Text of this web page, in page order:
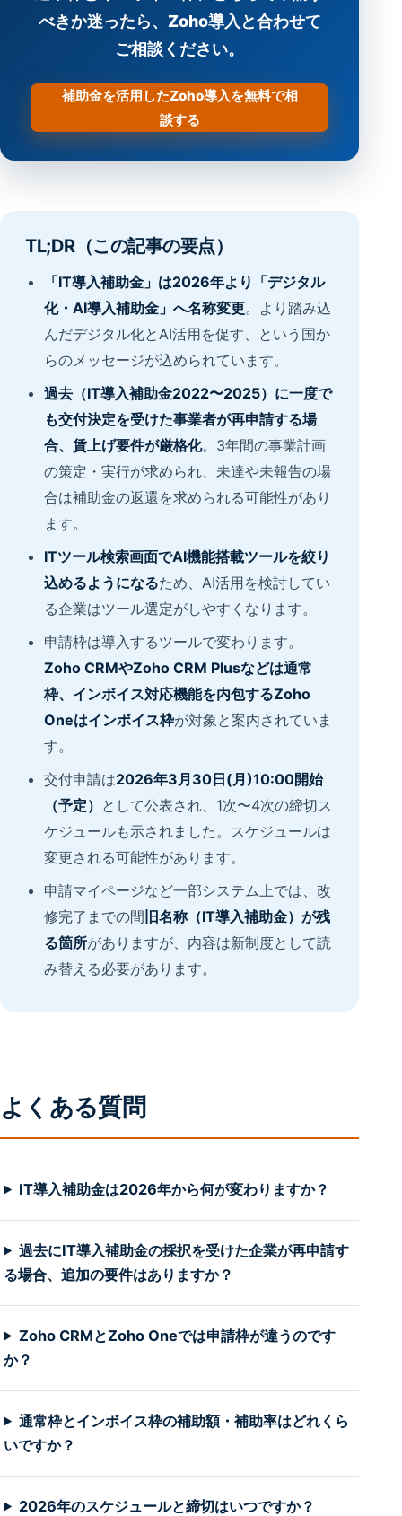
べきか迷ったら、Zoho導入と合わせて
ご相談ください。
補助金を活用したZoho導入を無料で相
談する
TL;DR（この記事の要点）
「IT導入補助金」は2026年より「デジタル
化・AI導入補助金」へ名称変更。より踏み込
んだデジタル化とAI活用を促す、という国か
らのメッセージが込められています。
過去（IT導入補助金2022〜2025）に一度で
も交付決定を受けた事業者が再申請する場
合、賃上げ要件が厳格化。3年間の事業計画
の策定・実行が求められ、未達や未報告の場
合は補助金の返還を求められる可能性があり
ます。
ITツール検索画面でAI機能搭載ツールを絞り
込めるようになるため、AI活用を検討してい
る企業はツール選定がしやすくなります。
申請枠は導入するツールで変わります。
Zoho CRMやZoho CRM Plusなどは通常
枠、インボイス対応機能を内包するZoho
Oneはインボイス枠が対象と案内されていま
す。
交付申請は2026年3月30日(月)10:00開始
（予定） として公表され、1次〜4次の締切ス
ケジュールも示されました。スケジュールは
変更される可能性があります。
申請マイページなど一部システム上では、改
修完了までの間旧名称（IT導入補助金）が残
る箇所がありますが、内容は新制度として読
み替える必要があります。
よくある質問
IT導入補助金は2026年から何が変わりますか？
過去にIT導入補助金の採択を受けた企業が再申請す
る場合、追加の要件はありますか？
Zoho CRMとZoho Oneでは申請枠が違うのです
か？
通常枠とインボイス枠の補助額・補助率はどれくら
いですか？
2026年のスケジュールと締切はいつですか？